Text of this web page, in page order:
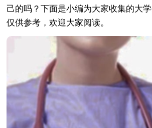
己的吗？下面是小编为大家收集的大学
仅供参考，欢迎大家阅读。